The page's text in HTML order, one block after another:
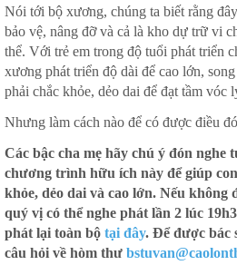
Nói tới bộ xương, chúng ta biết rằng
bảo vệ, nâng đỡ và cả là kho dự trữ vi
thể. Với trẻ em trong độ tuổi phát triển
xương phát triển độ dài để cao lớn,
phải chắc khỏe, dẻo dai để đạt tầm vóc
Nhưng làm cách nào để có được điều
Các bậc cha mẹ hãy chú ý đón nghe
chương trình hữu ích này để giúp
khỏe, dẻo dai và cao lớn. Nếu không
quý vị có thể nghe phát lần 2 lúc
phát lại toàn bộ tại đây. Để được bác
câu hỏi về hòm thư